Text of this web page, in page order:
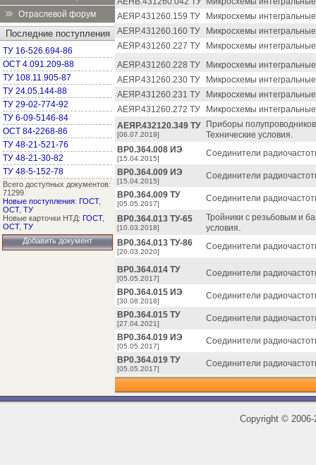
Отраслевой форум
Последние поступления
ТУ 16-526.694-86
ОСТ 4.091.209-88
ТУ 108.11.905-87
ТУ 24.05.144-88
ТУ 29-02-774-92
ТУ 6-09-5146-84
ОСТ 84-2268-86
ТУ 48-21-521-76
ТУ 48-21-30-82
ТУ 48-5-152-78
Всего доступных документов:
71299
Новые поступления: ГОСТ,
ОСТ, ТУ
Новые карточки НТД: ГОСТ,
ОСТ, ТУ
Добавить документ
АЕЯР.431260.159 ТУ
Микросхемы
АЕЯР.431260.160 ТУ
Микросхемы
АЕЯР.431260.227 ТУ
Микросхемы
АЕЯР.431260.228 ТУ
Микросхемы
АЕЯР.431260.230 ТУ
Микросхемы
АЕЯР.431260.231 ТУ
Микросхемы
АЕЯР.431260.272 ТУ
Микросхемы
АЕЯР.432120.349 ТУ
[06.07.2019]
Приборы
Технические условия.
ВР0.364.008 ИЭ
[15.04.2015]
Соединители
ВР0.364.009 ИЭ
[15.04.2015]
Соединители
ВР0.364.009 ТУ
[05.05.2017]
Соединители
ВР0.364.013 ТУ-65
[10.03.2018]
Тройники с резьбовым и
условия.
ВР0.364.013 ТУ-86
[20.03.2020]
Соединители
ВР0.364.014 ТУ
[05.05.2017]
Соединители
ВР0.364.015 ИЭ
[30.08.2018]
Соединители
ВР0.364.015 ТУ
[27.04.2021]
Соединители
ВР0.364.019 ИЭ
[05.05.2017]
Соединители
ВР0.364.019 ТУ
[05.05.2017]
Соединители
Copyright ©